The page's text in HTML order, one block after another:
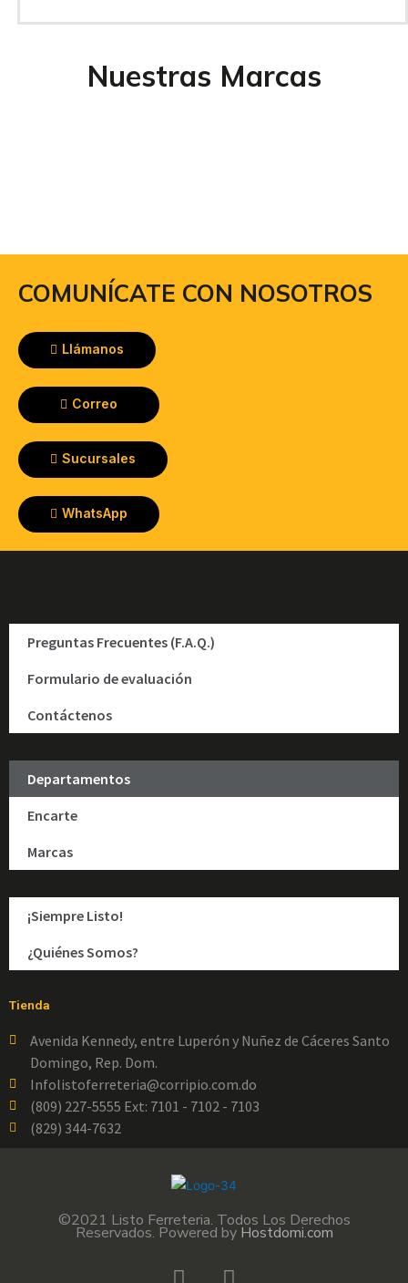
Nuestras Marcas
COMUNÍCATE CON NOSOTROS
Llámanos
Correo
Sucursales
WhatsApp
Preguntas Frecuentes (F.A.Q.)
Formulario de evaluación
Contáctenos
Departamentos
Encarte
Marcas
¡Siempre Listo!
¿Quiénes Somos?
Tienda
Avenida Kennedy, entre Luperón y Nuñez de Cáceres Santo
Domingo, Rep. Dom.
Infolistoferreteria@corripio.com.do
(809) 227-5555 Ext: 7101 - 7102 - 7103
(829) 344-7632
©2021 Listo Ferreteria. Todos Los Derechos
Reservados. Powered by Hostdomi.com